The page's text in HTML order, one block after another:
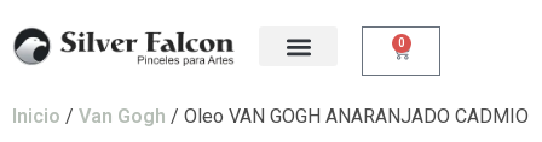
0
Inicio / Van Gogh / Oleo VAN GOGH ANARANJADO CADMIO